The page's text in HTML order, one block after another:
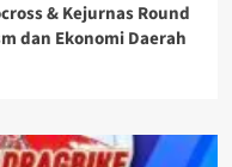
& Kejurnas Round
dan Ekonomi Daerah